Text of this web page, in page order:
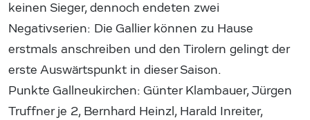
keinen Sieger, dennoch endeten zwei
Negativserien: Die Gallier können zu Hause
erstmals anschreiben und den Tirolern gelingt der
erste Auswärtspunkt in dieser Saison.
Punkte Gallneukirchen: Günter Klambauer, Jürgen
Truffner je 2, Bernhard Heinzl, Harald Inreiter,